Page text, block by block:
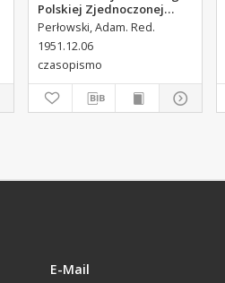
Polskiej Zjednoczonej
Partii Robotniczej, 1951,
R.3, nr 315
Perłowski, Adam. Red.
1951.12.06
czasopismo
E-Mail